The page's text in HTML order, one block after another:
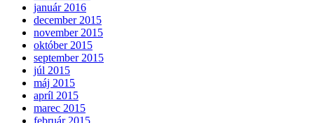
január 2016
december 2015
november 2015
október 2015
september 2015
júl 2015
máj 2015
apríl 2015
marec 2015
február 2015